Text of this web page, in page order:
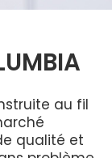
au fil
qualité et